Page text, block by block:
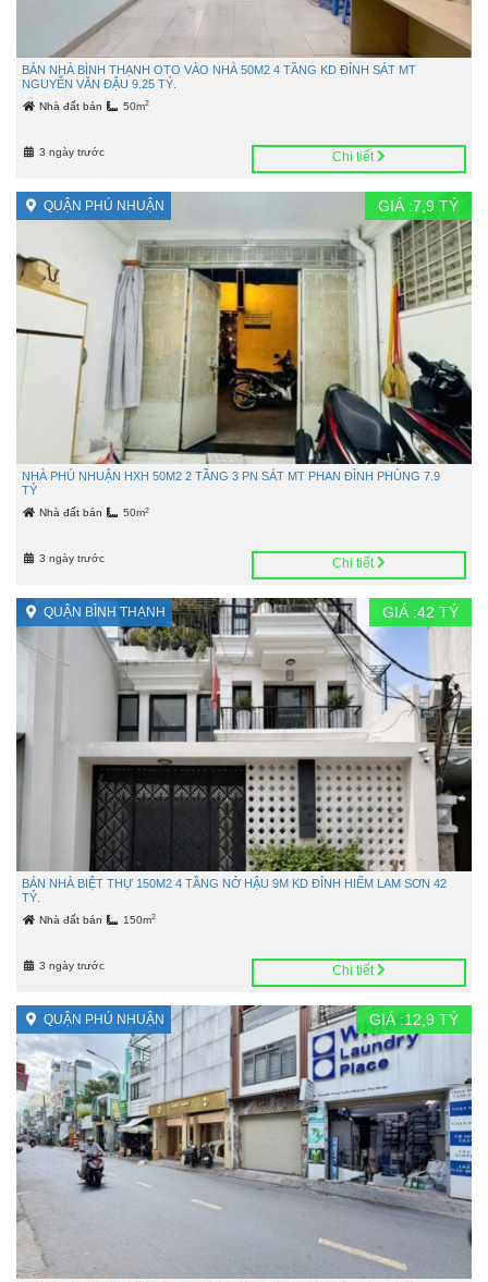
BÁN NHÀ BÌNH THẠNH OTO VÀO NHÀ 50M2 4 TẦNG KD ĐỈNH SÁT MT
NGUYỄN VĂN ĐẬU 9.25 TỶ.
Nhà đất bán 50m2
3 ngày trước Chi tiết
QUẬN PHÚ NHUẬN GIÁ :7,9 TỶ
NHÀ PHÚ NHUẬN HXH 50M2 2 TẦNG 3 PN SÁT MT PHAN ĐÌNH PHÙNG 7.9
TỶ
Nhà đất bán 50m2
3 ngày trước Chi tiết
QUẬN BÌNH THẠNH GIÁ :42 TỶ
BÁN NHÀ BIỆT THỰ 150M2 4 TẦNG NỞ HẬU 9M KD ĐỈNH HIẾM LAM SƠN 42
TỶ.
Nhà đất bán 150m2
3 ngày trước Chi tiết
QUẬN PHÚ NHUẬN GIÁ :12,9 TỶ